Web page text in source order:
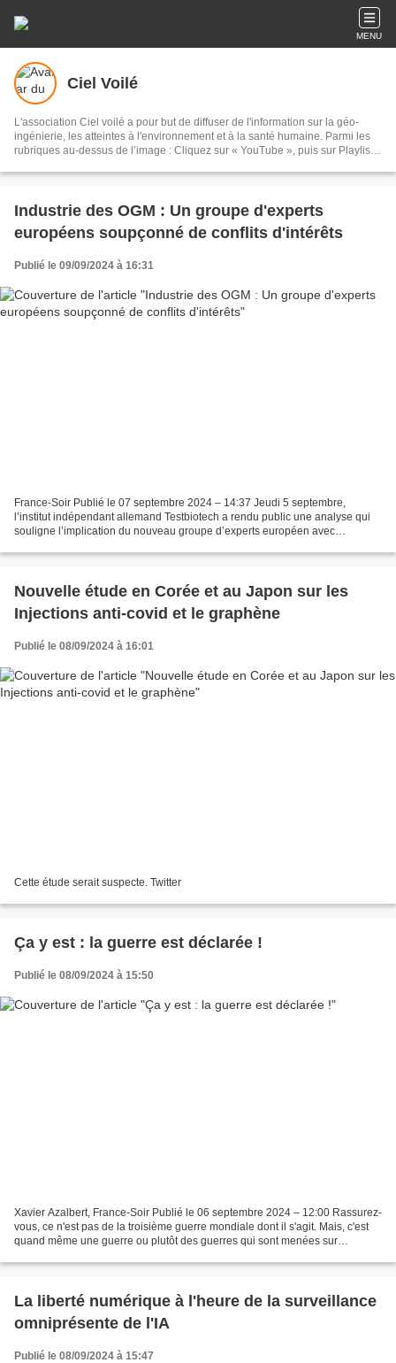
MENU
Ciel Voilé
L'association Ciel voilé a pour but de diffuser de l'information sur la géo-
ingénierie, les atteintes à l'environnement et à la santé humaine. Parmi les
rubriques au-dessus de l’image : Cliquez sur « YouTube », puis sur Playlists,
sur les chemtrails et la géo-ingénierie Cliquez sur « Articles scientifiques » :
pluie, sable, lichens, poils de bêtes, sang, air, filaments
Industrie des OGM : Un groupe d'experts
européens soupçonné de conflits d'intérêts
Publié le 09/09/2024 à 16:31
France-Soir Publié le 07 septembre 2024 – 14:37 Jeudi 5 septembre,
l’institut indépendant allemand Testbiotech a rendu public une analyse qui
souligne l’implication du nouveau groupe d’experts européen avec
Nouvelle étude en Corée et au Japon sur les
Injections anti-covid et le graphène
Publié le 08/09/2024 à 16:01
Cette étude serait suspecte. Twitter
Ça y est : la guerre est déclarée !
Publié le 08/09/2024 à 15:50
Xavier Azalbert, France-Soir Publié le 06 septembre 2024 – 12:00 Rassurez-
vous, ce n'est pas de la troisième guerre mondiale dont il s'agit. Mais, c'est
quand même une guerre ou plutôt des guerres qui sont menées sur
La liberté numérique à l'heure de la surveillance
omniprésente de l'IA
Publié le 08/09/2024 à 15:47